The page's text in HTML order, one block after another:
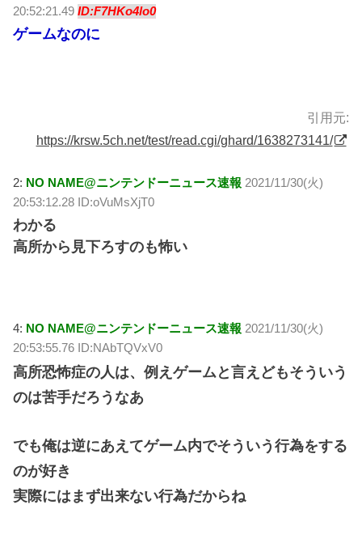
20:52:21.49ID:F7HKo4lo0
ゲームなのに
引用元:
https://krsw.5ch.net/test/read.cgi/ghard/1638273141/
2: NO NAME@ニンテンドーニュース速報 2021/11/30(火)
20:53:12.28 ID:oVuMsXjT0
わかる
高所から見下ろすのも怖い
4: NO NAME@ニンテンドーニュース速報 2021/11/30(火)
20:53:55.76 ID:NAbTQVxV0
高所恐怖症の人は、例えゲームと言えどもそういう
のは苦手だろうなあ
でも俺は逆にあえてゲーム内でそういう行為をする
のが好き
実際にはまず出来ない行為だからね